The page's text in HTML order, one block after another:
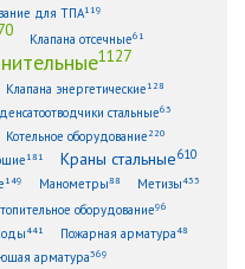
для ТПА119
Клапана отсечные61
1127
Клапана энергетические128
стальные63
Котельное оборудование 220
181 Краны стальные610
149 Манометры88 Метизы433
оборудование96
441 Пожарная арматура48
арматура369